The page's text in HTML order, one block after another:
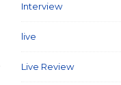
Interview
live
Live Review